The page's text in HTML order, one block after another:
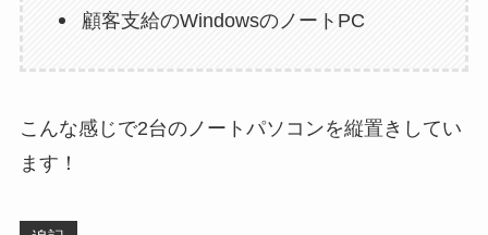
顧客支給のWindowsのノートPC
こんな感じで2台のノートパソコンを縦置きしてい
ます！